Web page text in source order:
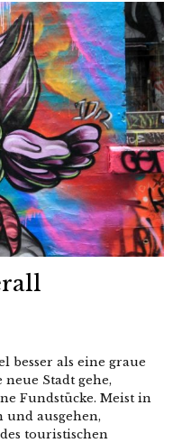
besser als eine graue
Stadt gehe,
Fundstücke. Meist in
und ausgehen,
touristischen